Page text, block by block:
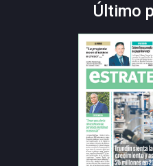
Último